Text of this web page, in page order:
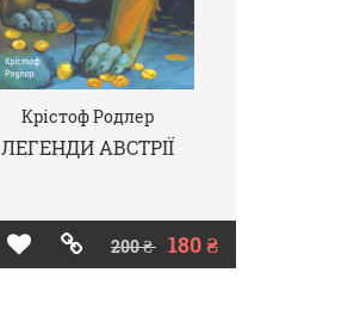
Крістоф Родлер
ЛЕГЕНДИ АВСТРІЇ
200 ₴ 180 ₴